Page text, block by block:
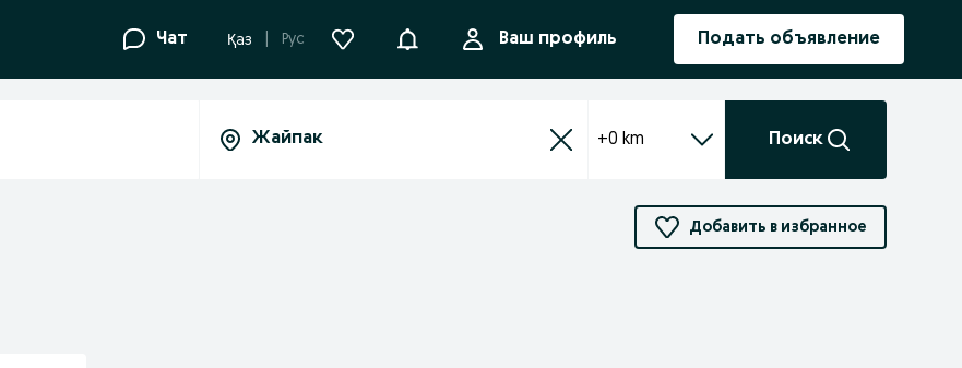
Чат Қаз Рус УведомленияВаш профиль Подать объявление
+0 km Поиск
Добавить в избранное